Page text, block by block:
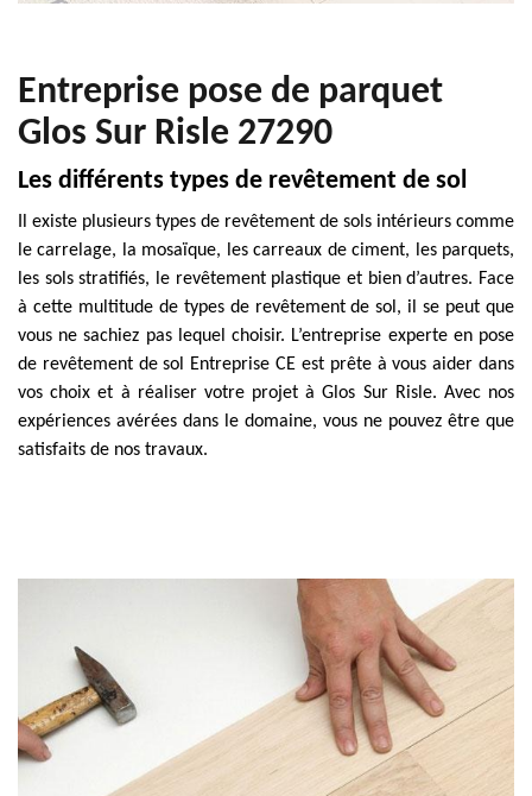
Entreprise pose de parquet
Glos Sur Risle 27290
Les différents types de revêtement de sol
Il existe plusieurs types de revêtement de sols intérieurs comme
le carrelage, la mosaïque, les carreaux de ciment, les parquets,
les sols stratifiés, le revêtement plastique et bien d’autres. Face
à cette multitude de types de revêtement de sol, il se peut que
vous ne sachiez pas lequel choisir. L’entreprise experte en pose
de revêtement de sol Entreprise CE est prête à vous aider dans
vos choix et à réaliser votre projet à Glos Sur Risle. Avec nos
expériences avérées dans le domaine, vous ne pouvez être que
satisfaits de nos travaux.